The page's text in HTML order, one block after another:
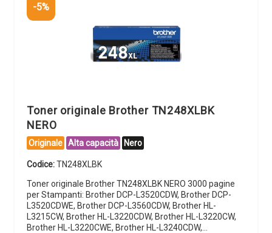
-5%
Toner originale Brother TN248XLBK
NERO
Originale Alta capacità Nero
Codice:TN248XLBK
Toner originale Brother TN248XLBK NERO 3000 pagine
per Stampanti: Brother DCP-L3520CDW, Brother DCP-
L3520CDWE, Brother DCP-L3560CDW, Brother HL-
L3215CW, Brother HL-L3220CDW, Brother HL-L3220CW,
Brother HL-L3220CWE, Brother HL-L3240CDW,…